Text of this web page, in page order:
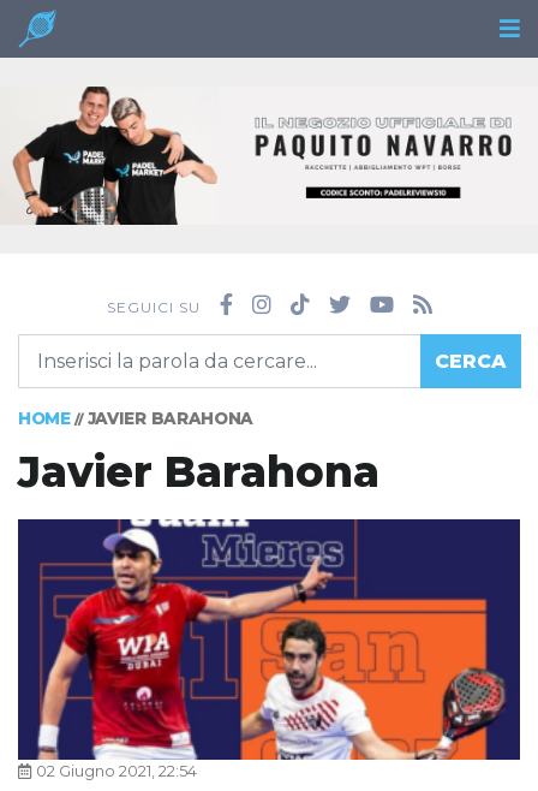
SEGUICI SU
CERCA
HOME// JAVIER BARAHONA
Javier Barahona
02 Giugno 2021, 22:54